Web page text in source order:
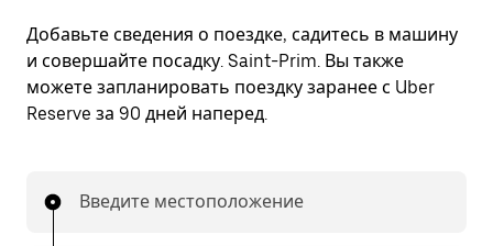
Добавьте сведения о поездке, садитесь в машину
и совершайте посадку. Saint-Prim. Вы также
можете запланировать поездку заранее с Uber
Reserve за 90 дней наперед.
Введите местоположение